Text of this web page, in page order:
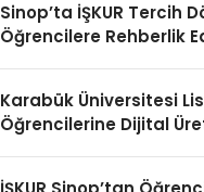
Sinop’ta İŞKUR Tercih
Öğrencilere Rehberlik
Karabük Üniversitesi
Öğrencilerine Dijital